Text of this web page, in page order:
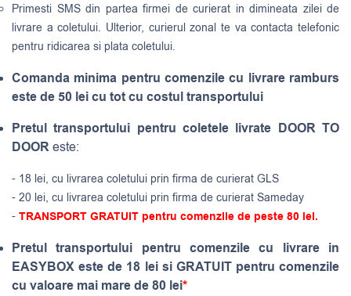
Primesti SMS din partea firmei de curierat in dimineata zilei de
livrare a coletului. Ulterior, curierul zonal te va contacta telefonic
pentru ridicarea si plata coletului.
Comanda minima pentru comenzile cu livrare ramburs
este de 50 lei cu tot cu costul transportului
Pretul transportului pentru coletele livrate DOOR TO
DOOReste:
- 18 lei, cu livrarea coletului prin firma de curierat GLS
- 20 lei, cu livrarea coletului prin firma de curierat Sameday
- TRANSPORT GRATUIT pentru comenzile de peste 80 lei.
Pretul transportului pentru comenzile cu livrare in
EASYBOX este de 18 lei si GRATUIT pentru comenzile
cu valoare mai mare de 80 lei*